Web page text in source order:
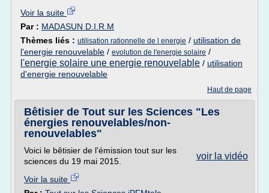
Voir la suite
Par : MADASUN D.I.R.M
Thèmes liés : utilisation rationnelle de l energie / utilisation de
l'energie renouvelable / evolution de l'energie solaire /
l'energie solaire une energie renouvelable / utilisation
d'energie renouvelable
Haut de page
Bêtisier de Tout sur les Sciences "Les
énergies renouvelables/non-
renouvelables"
voir la vidéo
Voici le bêtisier de l'émission tout sur les
sciences du 19 mai 2015.
Voir la suite